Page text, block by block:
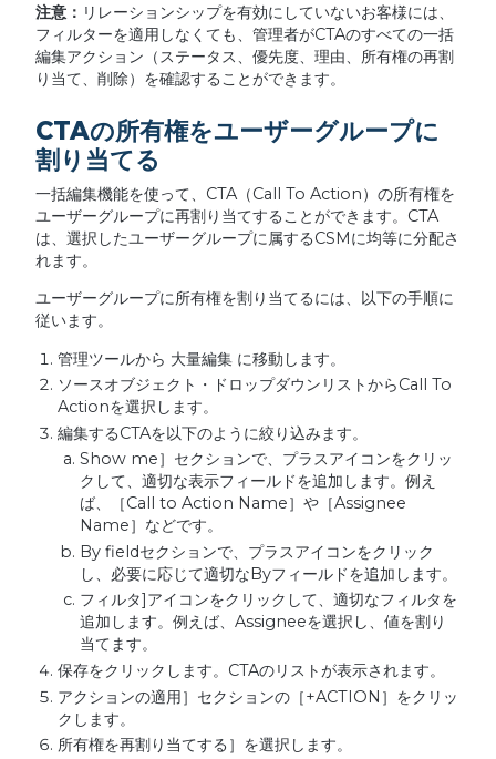
注意： リレーションシップを有効にしていないお客様には、
フィルターを適用しなくても、管理者がCTAのすべての一括
編集アクション（ステータス、優先度、理由、所有権の再割
り当て、削除）を確認することができます。
CTAの所有権をユーザーグループに
割り当てる
一括編集機能を使って、CTA（Call To Action）の所有権を
ユーザーグループに再割り当てすることができます。CTA
は、選択したユーザーグループに属するCSMに均等に分配さ
れます。
ユーザーグループに所有権を割り当てるには、以下の手順に
従います。
管理ツールから 大量編集 に移動します。
ソースオブジェクト・ドロップダウンリストからCall To
Actionを選択します。
編集するCTAを以下のように絞り込みます。
Show me］セクションで、プラスアイコンをクリッ
クして、適切な表示フィールドを追加します。例え
ば、［Call to Action Name］や［Assignee
Name］などです。
By fieldセクションで、プラスアイコンをクリック
し、必要に応じて適切なByフィールドを追加します。
フィルタ]アイコンをクリックして、適切なフィルタを
追加します。例えば、Assigneeを選択し、値を割り
当てます。
保存をクリックします。CTAのリストが表示されます。
アクションの適用］セクションの［+ACTION］をクリッ
クします。
所有権を再割り当てする］を選択します。